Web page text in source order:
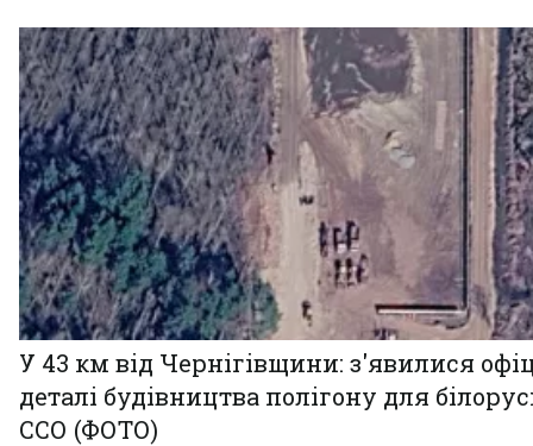
У 43 км від Чернігівщини: з'явилися
деталі будівництва полігону для
ССО (ФОТО)